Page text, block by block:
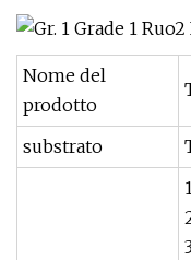
Nome del
prodotto
substrato